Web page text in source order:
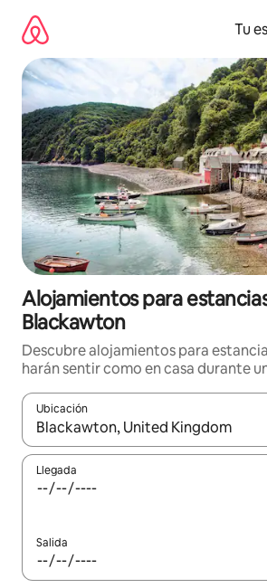
contenido
Tu
Alojamientos para
Blackawton
Descubre alojamientos para
harán sentir como en casa durante
Ubicación
Cuando los resultados estén
Llegada
Salida